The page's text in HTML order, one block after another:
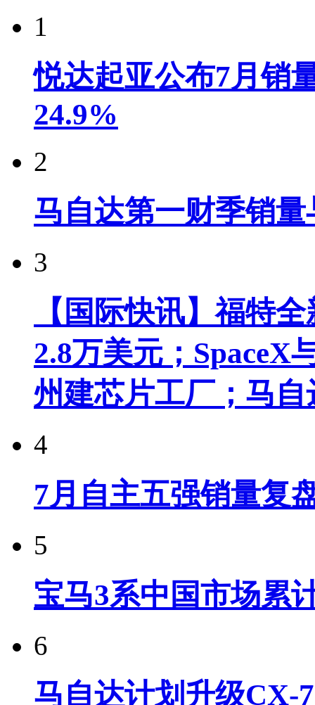
1
悦达起亚公布7月销
24.9%
2
马自达第一财季销
3
【国际快讯】福特
2.8万美元；SpaceX
州建芯片工厂；马
4
7月自主五强销量复
5
宝马3系中国市场累
6
马自达计划升级CX-